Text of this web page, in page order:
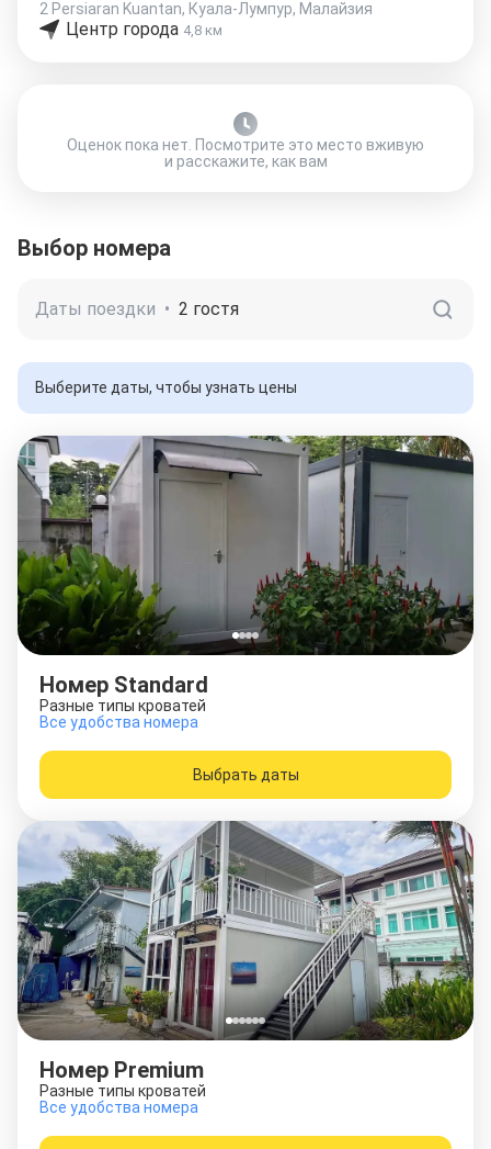
2 Persiaran Kuantan, Куала-Лумпур, Малайзия
Центр города 4,8 км
Оценок пока нет. Посмотрите это место вживую
и расскажите, как вам
Выбор номера
Даты поездки • 2 гостя
Выберите даты, чтобы узнать цены
Номер Standard
Разные типы кроватей
Все удобства номера
Выбрать даты
Номер Premium
Разные типы кроватей
Все удобства номера